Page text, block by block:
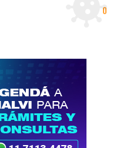
0